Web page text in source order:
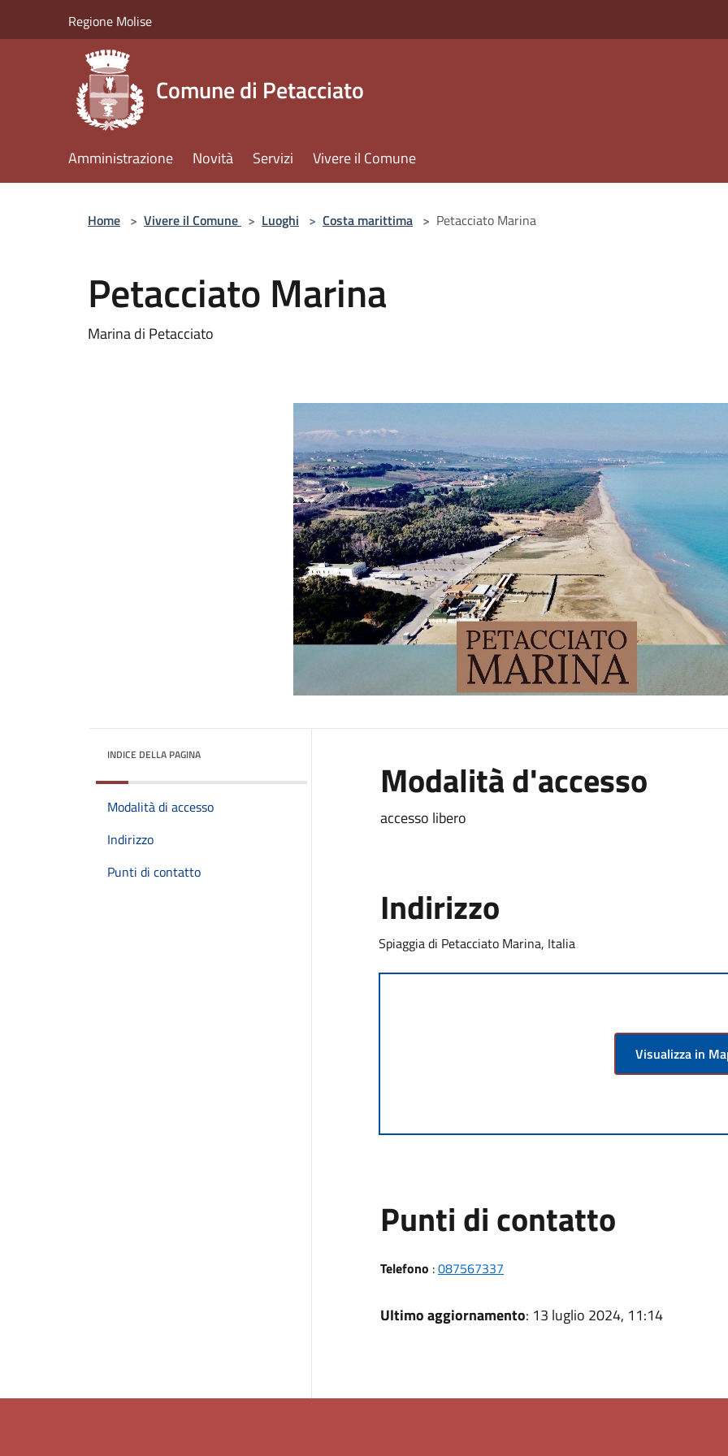
Regione Molise
Comune di Petacciato
Amministrazione Novità Servizi Vivere il Comune
Home > Vivere il Comune > Luoghi > Costa marittima > Petacciato Marina
Petacciato Marina
Marina di Petacciato
INDICE DELLA PAGINA
Modalità di accesso
Indirizzo
Punti di contatto
Modalità d'accesso
accesso libero
Indirizzo
Spiaggia di Petacciato Marina, Italia
Visualizza in
Punti di contatto
Telefono :087567337
Ultimo aggiornamento: 13 luglio 2024, 11:14